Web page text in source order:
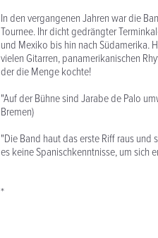
In den vergangenen Jahren war die
Tournee. Ihr dicht gedrängter
und Mexiko bis hin nach Südamerika.
vielen Gitarren, panamerikanischen
der die Menge kochte!
"Auf der Bühne sind Jarabe de Palo
Bremen)
"Die Band haut das erste Riff raus
es keine Spanischkenntnisse, um sich
*